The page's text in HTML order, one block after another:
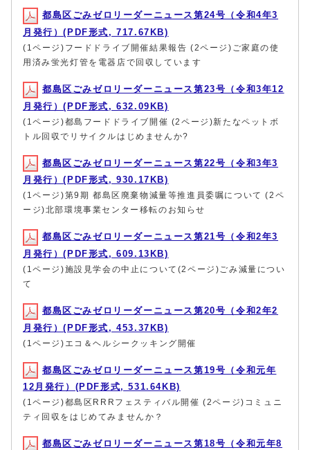
都島区ごみゼロリーダーニュース第24号（令和4年3
月発行）(PDF形式, 717.67KB)
(1ページ)フードドライブ開催結果報告 (2ページ)ご家庭の使
用済み蛍光灯管を電器店で回収しています
都島区ごみゼロリーダーニュース第23号（令和3年12
月発行）(PDF形式, 632.09KB)
(1ページ)都島フードドライブ開催 (2ページ)新たなペットボ
トル回収でリサイクルはじめませんか?
都島区ごみゼロリーダーニュース第22号（令和3年3
月発行）(PDF形式, 930.17KB)
(1ページ)第9期 都島区廃棄物減量等推進員委嘱について (2ペ
ージ)北部環境事業センター移転のお知らせ
都島区ごみゼロリーダーニュース第21号（令和2年3
月発行）(PDF形式, 609.13KB)
(1ページ)施設見学会の中止について(2ページ)ごみ減量につい
て
都島区ごみゼロリーダーニュース第20号（令和2年2
月発行）(PDF形式, 453.37KB)
(1ページ)エコ＆ヘルシークッキング開催
都島区ごみゼロリーダーニュース第19号（令和元年
12月発行）(PDF形式, 531.64KB)
(1ページ)都島区RRRフェスティバル開催 (2ページ)コミュニ
ティ回収をはじめてみませんか？
都島区ごみゼロリーダーニュース第18号（令和元年8